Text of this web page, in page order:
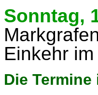
Sonntag,
Einkehr
Die Termine